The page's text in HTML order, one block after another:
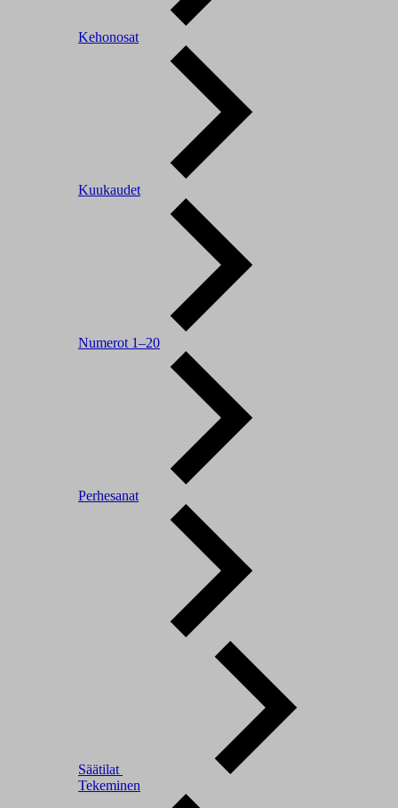
Kehonosat
Kuukaudet
Numerot 1–20
Perhesanat
Säätilat
Tekeminen